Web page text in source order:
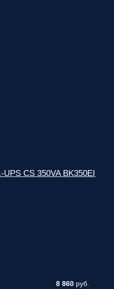
CS 350VA BK350EI
8 860 руб.